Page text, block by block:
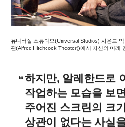
유니버설 스튜디오(Universal Studios) 사운드
관(Alfred Hitchcock Theater))에서 자신의 미래
하지만, 알레한드로
작업하는 모습을 보
주어진 스크린의 크
상관이 없다는 사실